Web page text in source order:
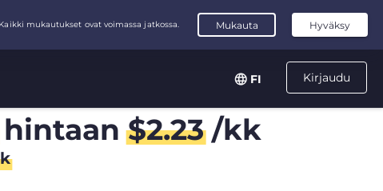
Kirjaudu
FI
$2.23/kk